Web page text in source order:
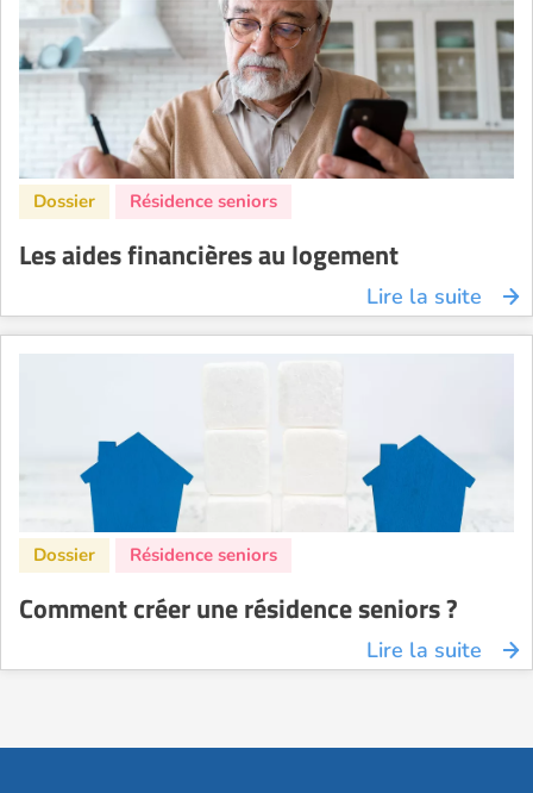
Les aides financières au logement
Lire la suite
Comment créer une résidence seniors ?
Lire la suite